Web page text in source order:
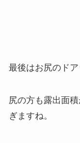
最後はお尻のドア
尻の方も露出面
ぎますね。